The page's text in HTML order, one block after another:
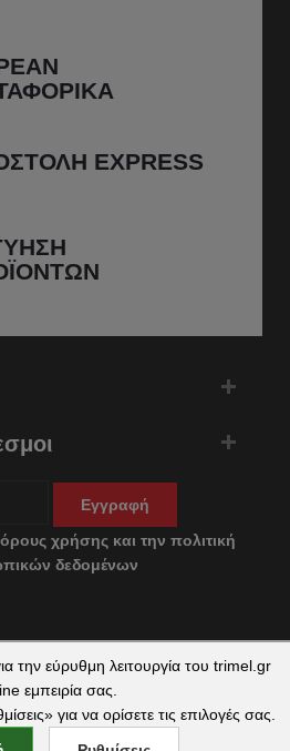
EXPRESS
Εγγραφή
όρους χρήσης και την πολιτική
δεδομένων
by qualityweb. All Rights Reserved.
την εύρυθμη λειτουργία του trimel.gr
εμπειρία σας.
για να ορίσετε τις επιλογές σας.